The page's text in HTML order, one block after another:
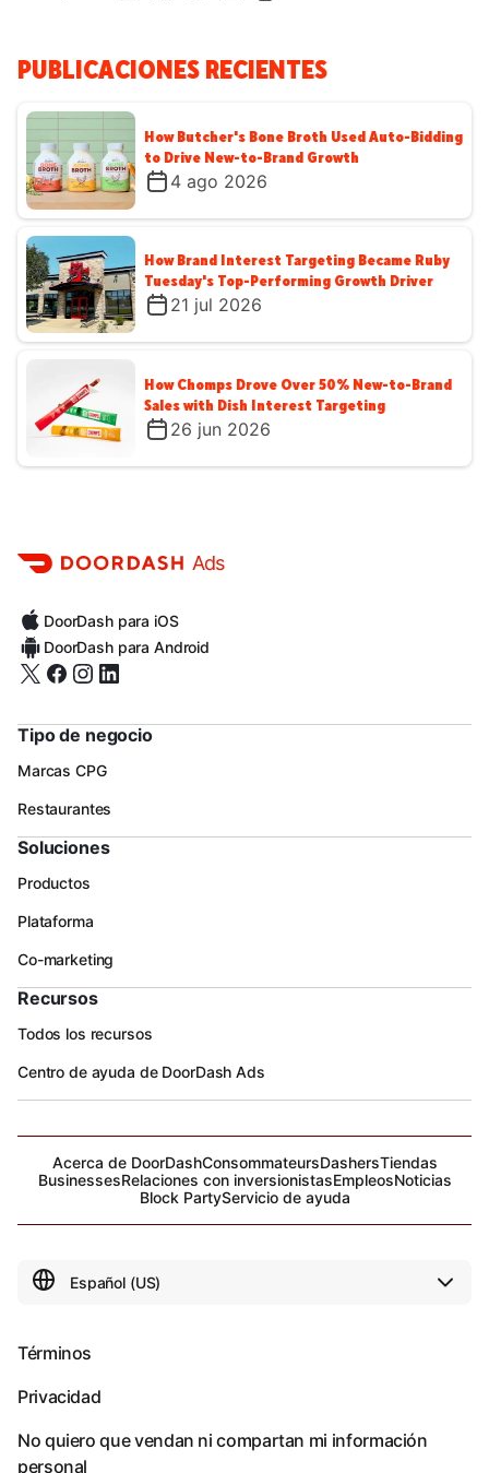
PUBLICACIONES RECIENTES
How Butcher's Bone Broth Used Auto-Bidding
to Drive New-to-Brand Growth
4 ago 2026
How Brand Interest Targeting Became Ruby
Tuesday's Top-Performing Growth Driver
21 jul 2026
How Chomps Drove Over 50% New-to-Brand
Sales with Dish Interest Targeting
26 jun 2026
Ads
DoorDash para iOS
DoorDash para Android
Tipo de negocio
Marcas CPG
Restaurantes
Soluciones
Productos
Plataforma
Co-marketing
Recursos
Todos los recursos
Centro de ayuda de DoorDash Ads
Acerca de DoorDashConsommateursDashersTiendas
BusinessesRelaciones con inversionistasEmpleosNoticias
Block PartyServicio de ayuda
Términos
Privacidad
No quiero que vendan ni compartan mi información
personal